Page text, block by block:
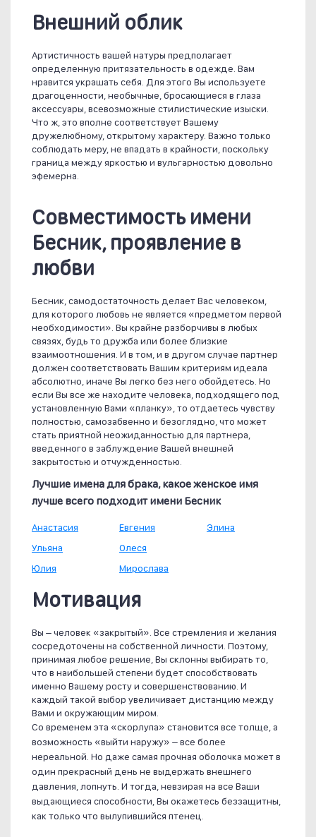
Внешний облик
Артистичность вашей натуры предполагает
определенную притязательность в одежде. Вам
нравится украшать себя. Для этого Вы используете
драгоценности, необычные, бросающиеся в глаза
аксессуары, всевозможные стилистические изыски.
Что ж, это вполне соответствует Вашему
дружелюбному, открытому характеру. Важно только
соблюдать меру, не впадать в крайности, поскольку
граница между яркостью и вульгарностью довольно
эфемерна.
Совместимость имени
Бесник, проявление в
любви
Бесник, самодостаточность делает Вас человеком,
для которого любовь не является «предметом первой
необходимости». Вы крайне разборчивы в любых
связях, будь то дружба или более близкие
взаимоотношения. И в том, и в другом случае партнер
должен соответствовать Вашим критериям идеала
абсолютно, иначе Вы легко без него обойдетесь. Но
если Вы все же находите человека, подходящего под
установленную Вами «планку», то отдаетесь чувству
полностью, самозабвенно и безоглядно, что может
стать приятной неожиданностью для партнера,
введенного в заблуждение Вашей внешней
закрытостью и отчужденностью.
Лучшие имена для брака, какое женское имя
лучше всего подходит имени Бесник
Анастасия
Ульяна
Юлия
Евгения
Олеся
Мирослава
Элина
Мотивация
Вы – человек «закрытый». Все стремления и желания
сосредоточены на собственной личности. Поэтому,
принимая любое решение, Вы склонны выбирать то,
что в наибольшей степени будет способствовать
именно Вашему росту и совершенствованию. И
каждый такой выбор увеличивает дистанцию между
Вами и окружающим миром.
Со временем эта «скорлупа» становится все толще, а
возможность «выйти наружу» – все более
нереальной. Но даже самая прочная оболочка может в
один прекрасный день не выдержать внешнего
давления, лопнуть. И тогда, невзирая на все Ваши
выдающиеся способности, Вы окажетесь беззащитны,
как только что вылупившийся птенец.